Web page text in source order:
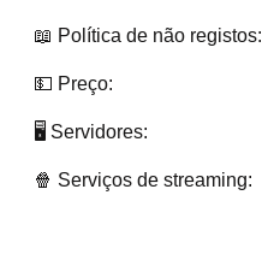
📖 Política de não registos:
💵 Preço:
🖥️ Servidores:
🍿 Serviços de streaming: